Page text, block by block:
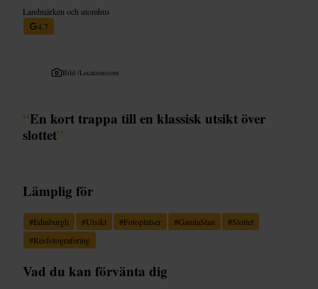
Landmärken och utomhus
4,7
Bild /Locationscout
“En kort trappa till en klassisk utsikt över
slottet”
Lämplig för
#Edinburgh #Utsikt #Fotoplatser #GamlaStan #Slottet
#Resfotografering
Vad du kan förvänta dig